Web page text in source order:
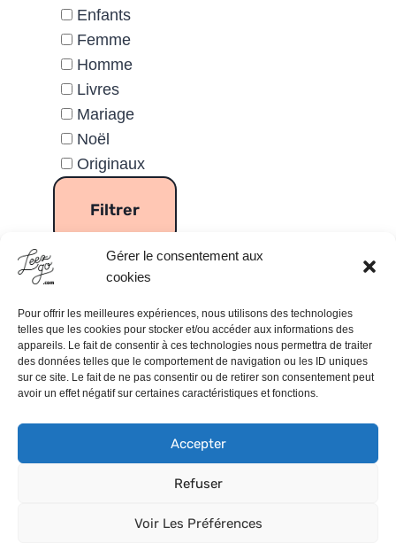
Gérer le consentement aux
cookies
Pour offrir les meilleures expériences, nous utilisons des technologies
telles que les cookies pour stocker et/ou accéder aux informations des
appareils. Le fait de consentir à ces technologies nous permettra de traiter
des données telles que le comportement de navigation ou les ID uniques
sur ce site. Le fait de ne pas consentir ou de retirer son consentement peut
avoir un effet négatif sur certaines caractéristiques et fonctions.
Accepter
Refuser
Voir Les Préférences
Enfants
Femme
Homme
Livres
Mariage
Noël
Originaux
Leezgo.com Contact
À Propos
Mentions Légales
Express